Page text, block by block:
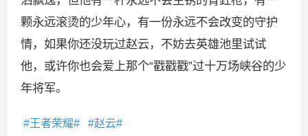
颗永远滚烫的少年心，有一份永远不会改变的守护
情，如果你还没玩过赵云，不妨去英雄池里试试
他，或许你也会爱上那个“戳戳戳”过十万场峡谷的少
年将军。
王者荣耀 赵云